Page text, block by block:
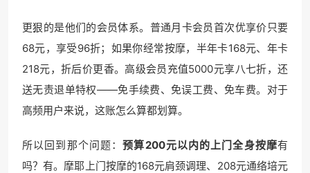
更狠的是他们的会员体系。普通月卡会员首次优享价只要
68元，享受96折；如果你经常按摩，半年卡168元、年卡
218元，折后价更香。高级会员充值5000元享八七折，还
送无责退单特权——免手续费、免误工费、免车费。对于
高频用户来说，这账怎么算都划算。
所以回到那个问题：预算200元以内的上门全身按摩有
吗？有。摩耶上门按摩的168元肩颈调理、208元通络培元